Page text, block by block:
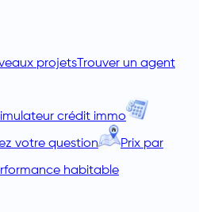
projets Trouver un agent
crédit immo
votre question Prix par
habitable